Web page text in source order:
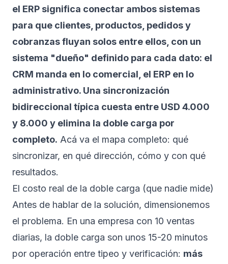
el ERP significa conectar ambos sistemas
para que clientes, productos, pedidos y
cobranzas fluyan solos entre ellos, con un
sistema "dueño" definido para cada dato: el
CRM manda en lo comercial, el ERP en lo
administrativo. Una sincronización
bidireccional típica cuesta entre USD 4.000
y 8.000 y elimina la doble carga por
completo. Acá va el mapa completo: qué
sincronizar, en qué dirección, cómo y con qué
resultados.
El costo real de la doble carga (que nadie mide)
Antes de hablar de la solución, dimensionemos
el problema. En una empresa con 10 ventas
diarias, la doble carga son unos 15-20 minutos
por operación entre tipeo y verificación: más